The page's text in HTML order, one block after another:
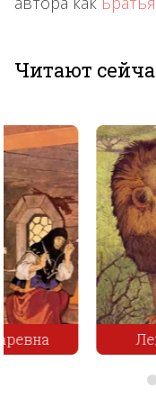
Читают
Лев и Лисица